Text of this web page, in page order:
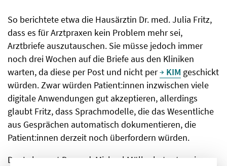
So berichtete etwa die Hausärztin Dr. med. Julia Fritz,
dass es für Arztpraxen kein Problem mehr sei,
Arztbriefe auszutauschen. Sie müsse jedoch immer
noch drei Wochen auf die Briefe aus den Kliniken
warten, da diese per Post und nicht per
KIM geschickt
würden. Zwar würden Patient:innen inzwischen viele
digitale Anwendungen gut akzeptieren, allerdings
glaubt Fritz, dass Sprachmodelle, die das Wesentliche
aus Gesprächen automatisch dokumentieren, die
Patient:innen derzeit noch überfordern würden.
Der Laborarzt Dr. med. Michael Müller betonte, wie